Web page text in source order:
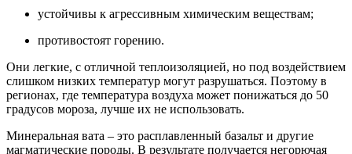
устойчивы к агрессивным химическим веществам;
противостоят горению.
Они легкие, с отличной теплоизоляцией, но под воздействием
слишком низких температур могут разрушаться. Поэтому в
регионах, где температура воздуха может понижаться до 50
градусов мороза, лучше их не использовать.
Минеральная вата – это расплавленный базальт и другие
магматические породы. В результате получается негорючая